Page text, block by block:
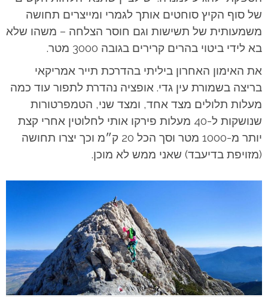
של סוף הקיץ סוחטים אותך לגמרי ומייצרים תחושה
משמעותית של תשישות וגם חוסר הצלחה – משהו שלא
בא לידי ביטוי בהרים קרירים בגובה 3000 מטר.
את האימון האחרון ביליתי בהדרכת תייר אמריקאי
בריצה בשמורת עין גדי. אופציה נהדרת לתפור עוד כמה
מעלות תלולים מצד אחד, ומצד שני, הטמפרטורות
שנושקות ל-40 מעלות פירקו אותי לחלוטין אחרי קצת
יותר מ-1000 מטר וסך הכל 20 ק״מ וכך יצרו תחושה
(מזויפת בדיעבד) שאני ממש לא מוכן.